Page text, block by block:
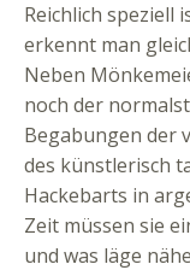
Reichlich speziell
erkennt man
Neben
noch der
Begabungen der
des künstlerisch
Hackebarts in
Zeit müssen sie
und was läge